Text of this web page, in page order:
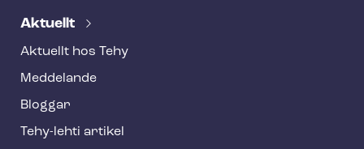
Aktuellt
Aktuellt hos Tehy
Meddelande
Bloggar
Tehy-lehti artikel